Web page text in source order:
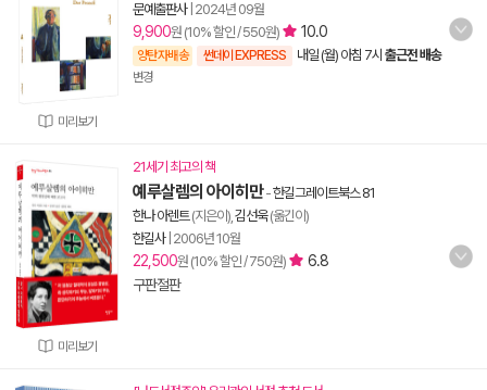
미리보기
문예출판사| 2024년 09월
9,900원 (10% 할인 / 550원) 10.0
양탄자배송 썬데이 EXPRESS 내일 (월) 아침 7시 출근전 배송
변경
미리보기
21세기 최고의 책
예루살렘의 아이히만-한길그레이트북스 81
한나 아렌트(지은이), 김선욱(옮긴이)
한길사| 2006년 10월
22,500원 (10% 할인 / 750원)
6.8
구판절판